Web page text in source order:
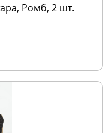
Ромб, 2 шт.